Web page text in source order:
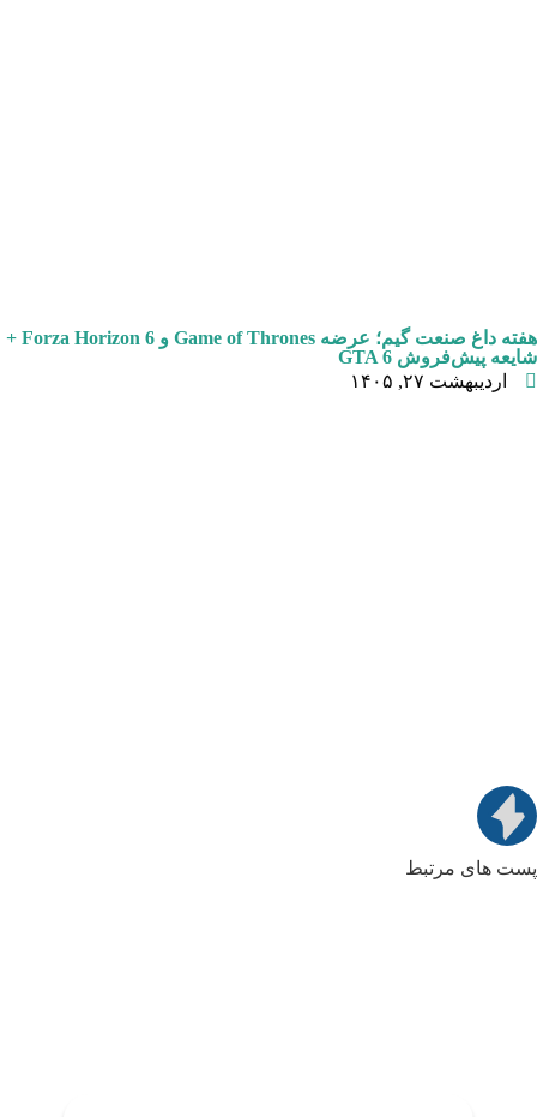
هفته داغ صنعت گیم؛ عرضه Game of Thrones و Forza Horizon 6 +
شایعه پیش‌فروش GTA 6
اردیبهشت ۲۷, ۱۴۰۵
پست های مرتبط